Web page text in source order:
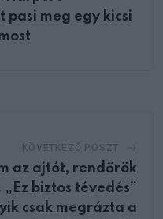
meg egy kicsi
az ajtót, rendőrök
biztos tévedés”
csak megrázta a